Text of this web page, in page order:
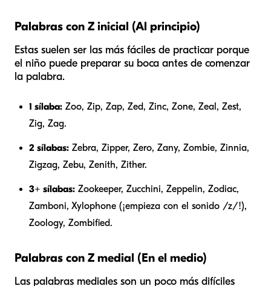
Palabras con Z inicial (Al principio)
Estas suelen ser las más fáciles de practicar porque
el niño puede preparar su boca antes de comenzar
la palabra.
1 sílaba: Zoo, Zip, Zap, Zed, Zinc, Zone, Zeal, Zest,
Zig, Zag.
2 sílabas: Zebra, Zipper, Zero, Zany, Zombie, Zinnia,
Zigzag, Zebu, Zenith, Zither.
3+ sílabas: Zookeeper, Zucchini, Zeppelin, Zodiac,
Zamboni, Xylophone (¡empieza con el sonido /z/!),
Zoology, Zombified.
Palabras con Z medial (En el medio)
Las palabras mediales son un poco más difíciles